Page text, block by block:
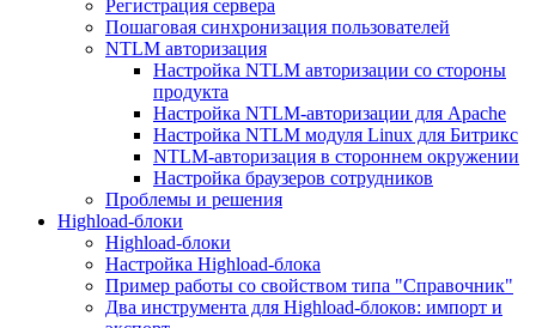
Регистрация сервера
Пошаговая синхронизация пользователей
NTLM авторизация
Настройка NTLM авторизации со стороны
продукта
Настройка NTLM-авторизации для Apache
Настройка NTLM модуля Linux для Битрикс
NTLM-авторизация в стороннем окружении
Настройка браузеров сотрудников
Проблемы и решения
Highload-блоки
Highload-блоки
Настройка Highload-блока
Пример работы со свойством типа "Справочник"
Два инструмента для Highload-блоков: импорт и